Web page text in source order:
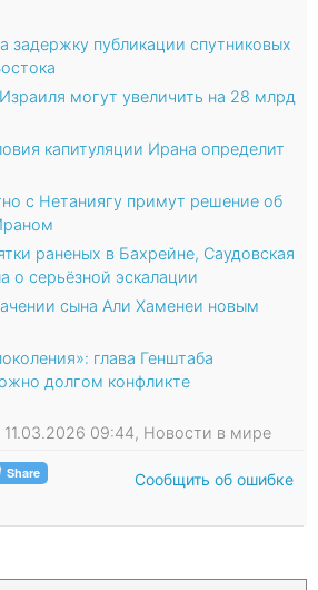
задержку публикации спутниковых
могут увеличить на 28 млрд
капитуляции Ирана определит
с Нетаниягу примут решение об
раненых в Бахрейне, Саудовская
о серьёзной эскалации
сына Али Хаменеи новым
глава Генштаба
долгом конфликте
11.03.2026 09:44, Новости в мире
Сообщить об ошибке